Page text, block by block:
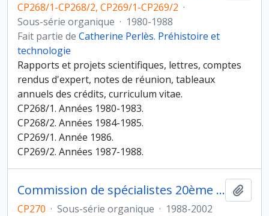
CP268/1-CP268/2, CP269/1-CP269/2 ·
Sous-série organique · 1980-1988
Fait partie de Catherine Perlès. Préhistoire et
technologie
Rapports et projets scientifiques, lettres, comptes
rendus d'expert, notes de réunion, tableaux
annuels des crédits, curriculum vitae.
CP268/1. Années 1980-1983.
CP268/2. Années 1984-1985.
CP269/1. Année 1986.
CP269/2. Années 1987-1988.
Commission de spécialistes 20ème section " Ethnologie, Préhistoire, Anthropologie biologique " de l'Université de Paris X Nanterre
CP270 · Sous-série organique · 1988-2002